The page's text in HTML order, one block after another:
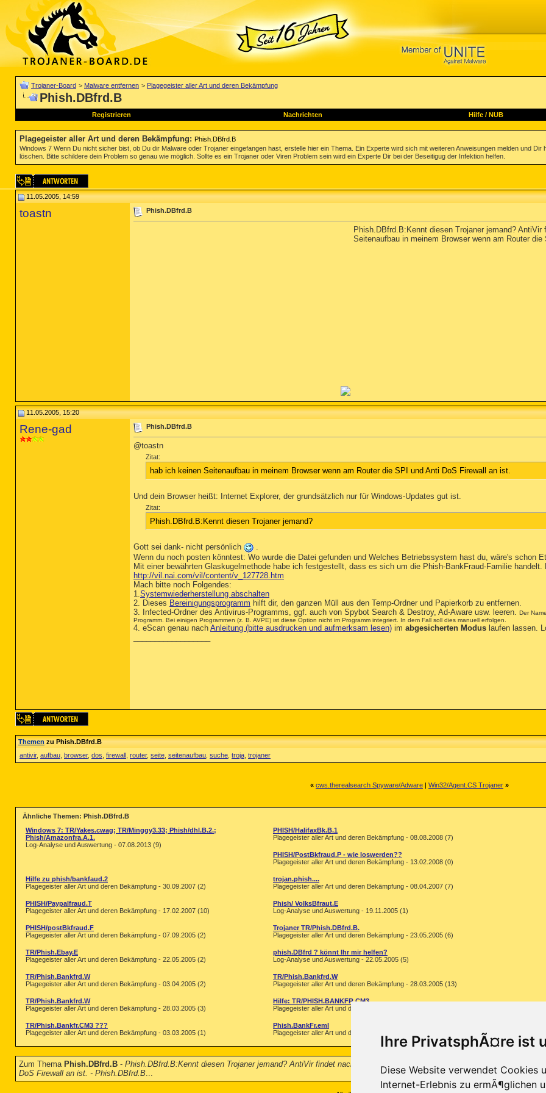
Ihre PrivatsphÃ¤re ist
Diese Website verwendet Cookies
Internet-Erlebnis zu ermÃ¶glichen
Trojaner-Board > Malware entfernen > Plagegeister aller Art und deren Bekämpfung
Phish.DBfrd.B
Registrieren Nachrichten Hilfe/ NUB
Plagegeister aller Art und deren Bekämpfung: Phish.DBfrd.B
Windows 7 Wenn Du nicht sicher bist, ob Du dir Malware oder Trojaner eingefangen hast, erstelle hier ein Thema. Ein Experte wird sich mit weiteren Anweisungen melden und
löschen. Bitte schildere dein Problem so genau wie möglich. Sollte es ein Trojaner oder Viren Problem sein wird ein Experte Dir bei der Beseitigug der Infektion helfen.
11.05.2005, 14:59
toastn Phish.DBfrd.B
Phish.DBfrd.B:Kennt diesen Trojaner jemand?
Seitenaufbau in meinem Browser wenn am Router
11.05.2005, 15:20
Rene-gad Phish.DBfrd.B
@toastn
Zitat:
hab ich keinen Seitenaufbau in meinem Browser wenn am Router die SPI und Anti DoS Firewall an ist.
Und dein Browser heißt: Internet Explorer, der grundsätzlich nur für Windows-Updates gut ist.
Zitat:
Phish.DBfrd.B:Kennt diesen Trojaner jemand?
Gott sei dank- nicht persönlich
.
Wenn du noch posten könntest: Wo wurde die Datei gefunden und Welches Betriebssystem hast du, wäre's schon
Mit einer bewährten Glaskugelmethode habe ich festgestellt, dass es sich um die Phish-BankFraud-Familie
http://vil.nai.com/vil/content/v_127728.htm
Mach bitte noch Folgendes:
1. Systemwiederherstellung abschalten
2. Dieses Bereinigungsprogramm hilft dir, den ganzen Müll aus den Temp-Ordner und Papierkorb zu entfernen.
3. Infected-Ordner des Antivirus-Programms, ggf. auch von Spybot Search & Destroy, Ad-Aware usw. leeren.
Der
Programm. Bei einigen Programmen (z. B. AVPE) ist diese Option nicht im Programm integriert. In dem Fall soll dies manuell erfolgen.
4. eScan genau nach Anleitung (bitte ausdrucken und aufmerksam lesen) im abgesicherten Modus laufen lassen.
Themenzu Phish.DBfrd.B
antivir, aufbau browser, dos firewall router, seite seitenaufbau suche troja trojaner
« cws.therealsearch Spyware/Adware | Win32/Agent.CS Trojaner »
Ähnliche Themen: Phish.DBfrd.B
Windows 7: TR/Yakes.cwag; TR/Minggy3.33; Phish/dhl.B.2.;
Phish/Amazonfra.A.1.
Log-Analyse und Auswertung - 07.08.2013 (9)
PHISH/HalifaxBk.B.1
Plagegeister aller Art und deren Bekämpfung - 08.08.2008 (7)
PHISH/PostBkfraud.P - wie loswerden??
Plagegeister aller Art und deren Bekämpfung - 13.02.2008 (0)
Hilfe zu phish/bankfaud.2
Plagegeister aller Art und deren Bekämpfung - 30.09.2007 (2)
trojan.phish....
Plagegeister aller Art und deren Bekämpfung - 08.04.2007 (7)
PHISH/Paypalfraud.T
Plagegeister aller Art und deren Bekämpfung - 17.02.2007 (10)
Phish/ VolksBfraut.E
Log-Analyse und Auswertung - 19.11.2005 (1)
PHISH/postBkfraud.F
Plagegeister aller Art und deren Bekämpfung - 07.09.2005 (2)
Trojaner TR/Phish.DBfrd.B.
Plagegeister aller Art und deren Bekämpfung - 23.05.2005 (6)
TR/Phish.Ebay.E
Plagegeister aller Art und deren Bekämpfung - 22.05.2005 (2)
phish.DBfrd ? könnt Ihr mir helfen?
Log-Analyse und Auswertung - 22.05.2005 (5)
TR/Phish.Bankfrd.W
Plagegeister aller Art und deren Bekämpfung - 03.04.2005 (2)
TR/Phish.Bankfrd.W
Plagegeister aller Art und deren Bekämpfung - 28.03.2005 (13)
TR/Phish.Bankfrd.W
Plagegeister aller Art und deren Bekämpfung - 28.03.2005 (3)
Hilfe: TR/PHISH.BANKFR.CM3
Plagegeister aller Art und deren Bekämpfung - 05.03.2005 (2)
TR/Phish.Bankfr.CM3 ???
Plagegeister aller Art und deren Bekämpfung - 03.03.2005 (1)
Phish.BankFr.eml
Plagegeister aller Art und deren Bekämpfung - 22.12.2004 (16)
Zum Thema Phish.DBfrd.B - Phish.DBfrd.B:Kennt diesen Trojaner jemand? AntiVir findet nach einmaligem suchen nix mehr, trotzdem hab ich
DoS Firewall an ist. - Phish.DBfrd.B...